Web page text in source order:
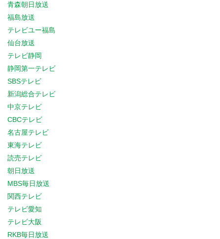
青森朝日放送
福島放送
テレビユー福島
仙台放送
テレビ静岡
静岡第一テレビ
SBSテレビ
新潟総合テレビ
中京テレビ
CBCテレビ
名古屋テレビ
東海テレビ
読売テレビ
朝日放送
MBS毎日放送
関西テレビ
テレビ愛知
テレビ大阪
RKB毎日放送